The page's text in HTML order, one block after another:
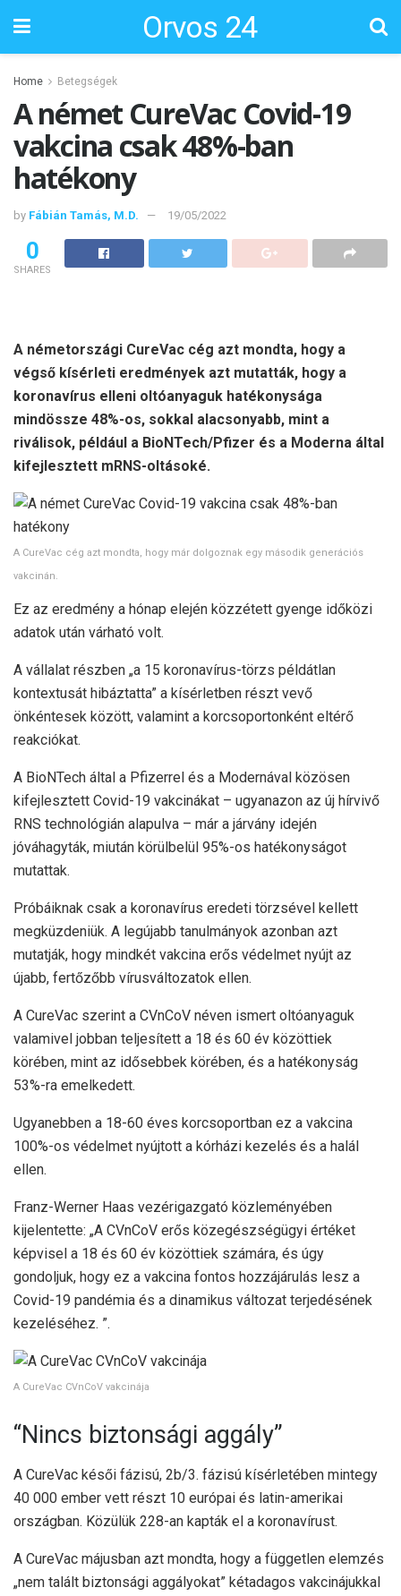
Orvos 24
Home Betegségek
A német CureVac Covid-19
vakcina csak 48%-ban
hatékony
by Fábián Tamás, M.D. 19/05/2022
0
SHARES
A németországi CureVac cég azt mondta, hogy a
végső kísérleti eredmények azt mutatták, hogy a
koronavírus elleni oltóanyaguk hatékonysága
mindössze 48%-os, sokkal alacsonyabb, mint a
riválisok, például a BioNTech/Pfizer és a Moderna által
kifejlesztett mRNS-oltásoké.
A CureVac cég azt mondta, hogy már dolgoznak egy második generációs
vakcinán.
Ez az eredmény a hónap elején közzétett gyenge időközi
adatok után várható volt.
A vállalat részben „a 15 koronavírus-törzs példátlan
kontextusát hibáztatta” a kísérletben részt vevő
önkéntesek között, valamint a korcsoportonként eltérő
reakciókat.
A BioNTech által a Pfizerrel és a Modernával közösen
kifejlesztett Covid-19 vakcinákat – ugyanazon az új hírvivő
RNS technológián alapulva – már a járvány idején
jóváhagyták, miután körülbelül 95%-os hatékonyságot
mutattak.
Próbáiknak csak a koronavírus eredeti törzsével kellett
megküzdeniük. A legújabb tanulmányok azonban azt
mutatják, hogy mindkét vakcina erős védelmet nyújt az
újabb, fertőzőbb vírusváltozatok ellen.
A CureVac szerint a CVnCoV néven ismert oltóanyaguk
valamivel jobban teljesített a 18 és 60 év közöttiek
körében, mint az idősebbek körében, és a hatékonyság
53%-ra emelkedett.
Ugyanebben a 18-60 éves korcsoportban ez a vakcina
100%-os védelmet nyújtott a kórházi kezelés és a halál
ellen.
Franz-Werner Haas vezérigazgató közleményében
kijelentette: „A CVnCoV erős közegészségügyi értéket
képvisel a 18 és 60 év közöttiek számára, és úgy
gondoljuk, hogy ez a vakcina fontos hozzájárulás lesz a
Covid-19 pandémia és a dinamikus változat terjedésének
kezeléséhez. ”.
A CureVac CVnCoV vakcinája
“Nincs biztonsági aggály”
A CureVac késői fázisú, 2b/3. fázisú kísérletében mintegy
40 000 ember vett részt 10 európai és latin-amerikai
országban. Közülük 228-an kapták el a koronavírust.
A CureVac májusban azt mondta, hogy a független elemzés
„nem talált biztonsági aggályokat” kétadagos vakcinájukkal